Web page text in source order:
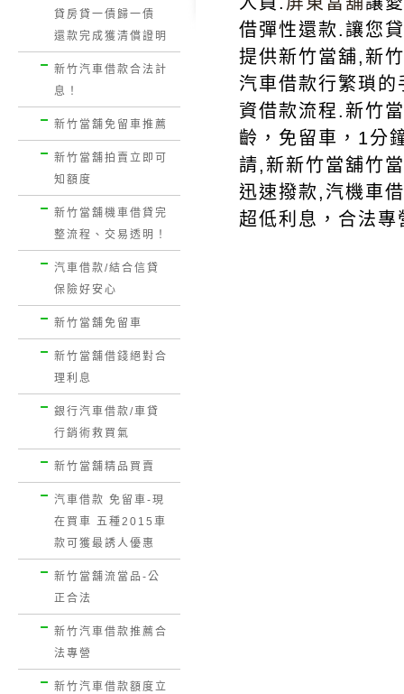
貸房貸一債歸一債
還款完成獲清償證明
新竹汽車借款合法計
息！
新竹當舖免留車推薦
新竹當舖拍賣立即可
知額度
新竹當舖機車借貸完
整流程、交易透明！
汽車借款/結合信貸
保險好安心
新竹當舖免留車
新竹當舖借錢絕對合
理利息
銀行汽車借款/車貸
行銷術救買氣
新竹當舖精品買賣
汽車借款 免留車-現
在買車 五種2015車
款可獲最誘人優惠
新竹當舖流當品-公
正合法
新竹汽車借款推薦合
法專營
新竹汽車借款額度立
借彈性還款.讓您
提供新竹當舖,新
汽車借款行繁瑣
資借款流程.新竹
齡，免留車，1分
請,新新竹當舖竹
迅速撥款,汽機車
超低利息，合法